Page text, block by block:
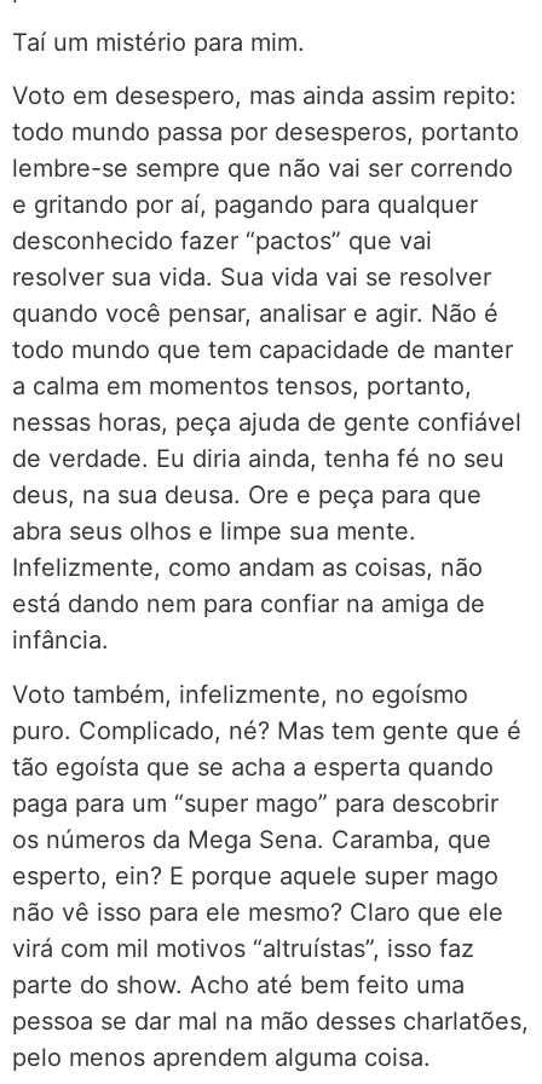
Taí um mistério para mim.
Voto em desespero, mas ainda assim repito:
todo mundo passa por desesperos, portanto
lembre-se sempre que não vai ser correndo
e gritando por aí, pagando para qualquer
desconhecido fazer “pactos” que vai
resolver sua vida. Sua vida vai se resolver
quando você pensar, analisar e agir. Não é
todo mundo que tem capacidade de manter
a calma em momentos tensos, portanto,
nessas horas, peça ajuda de gente confiável
de verdade. Eu diria ainda, tenha fé no seu
deus, na sua deusa. Ore e peça para que
abra seus olhos e limpe sua mente.
Infelizmente, como andam as coisas, não
está dando nem para confiar na amiga de
infância.
Voto também, infelizmente, no egoísmo
puro. Complicado, né? Mas tem gente que é
tão egoísta que se acha a esperta quando
paga para um “super mago” para descobrir
os números da Mega Sena. Caramba, que
esperto, ein? E porque aquele super mago
não vê isso para ele mesmo? Claro que ele
virá com mil motivos “altruístas”, isso faz
parte do show. Acho até bem feito uma
pessoa se dar mal na mão desses charlatões,
pelo menos aprendem alguma coisa.